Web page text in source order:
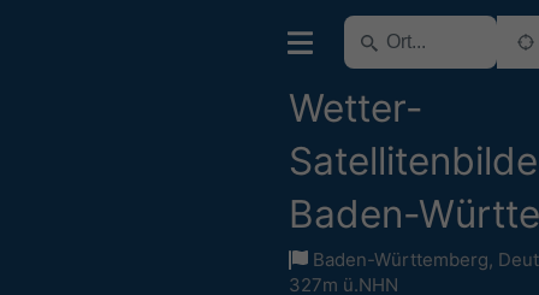
Wetter-
Baden-
Baden-Württemberg,
327m ü.NHN